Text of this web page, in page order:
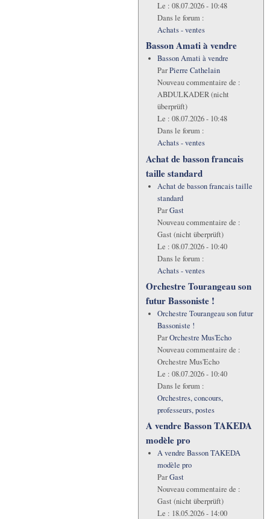
Le : 08.07.2026 - 10:48
Dans le forum :
Achats - ventes
Basson Amati à vendre
Basson Amati à vendre
ParPierre Cathelain
Nouveau commentaire de :
ABDULKADER (nicht
überprüft)
Le : 08.07.2026 - 10:48
Dans le forum :
Achats - ventes
Achat de basson francais
taille standard
Achat de basson francais taille
standard
ParGast
Nouveau commentaire de :
Gast (nicht überprüft)
Le : 08.07.2026 - 10:40
Dans le forum :
Achats - ventes
Orchestre Tourangeau son
futur Bassoniste !
Orchestre Tourangeau son futur
Bassoniste !
ParOrchestre Mus'Echo
Nouveau commentaire de :
Orchestre Mus'Echo
Le : 08.07.2026 - 10:40
Dans le forum :
Orchestres, concours,
professeurs, postes
A vendre Basson TAKEDA
modèle pro
A vendre Basson TAKEDA
modèle pro
ParGast
Nouveau commentaire de :
Gast (nicht überprüft)
Le : 18.05.2026 - 14:00